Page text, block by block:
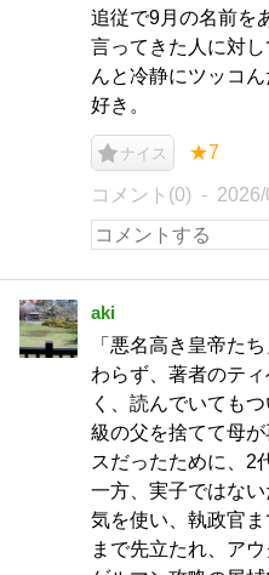
追従で9月の名前を
言ってきた人に対
んと冷静にツッコ
好き。
ナイス ★7
コメント(0)
aki
「悪名高き皇帝た
わらず、著者のテ
く、読んでいても
級の父を捨てて母
スだったために、2
一方、実子ではな
気を使い、執政官
まで先立たれ、ア